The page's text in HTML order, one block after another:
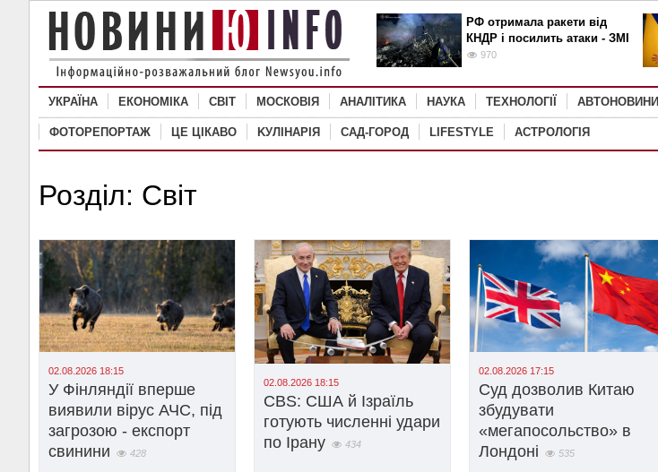
РФ отримала ракети від
КНДР і посилить атаки - ЗМІ
970
УКРАЇНА ЕКОНОМІКА СВІТ MОСКОВІЯ АНАЛІТИКА НАУКА ТЕХНОЛОГІЇ АВТОНОВИНИ
ФОТОРЕПОРТАЖ ЦЕ ЦІКАВО KУЛІНАРІЯ САД-ГОРОД LIFESTYLE АСТРОЛОГІЯ
Розділ: Світ
02.08.2026 18:15
У Фінляндії вперше
виявили вірус АЧС, під
загрозою - експорт
свинини
428
02.08.2026 18:15
CBS: США й Ізраїль
готують численні удари
по Ірану
434
02.08.2026 17:15
Суд дозволив Китаю
збудувати
«мегапосольство» в
Лондоні
535